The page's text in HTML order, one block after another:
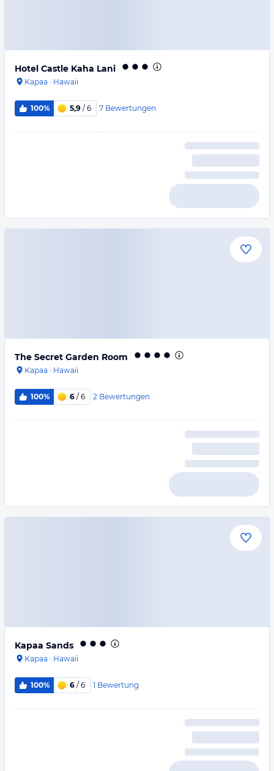
Hotel Castle Kaha Lani
Kapaa · Hawaii
100% 5,9 / 6 7 Bewertungen
The Secret Garden Room
Kapaa · Hawaii
100% 6 / 6 2 Bewertungen
Kapaa Sands
Kapaa · Hawaii
100% 6 / 6 1 Bewertung